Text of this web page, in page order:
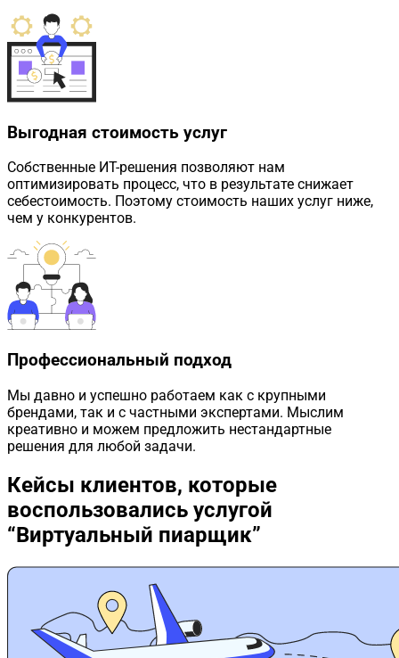
Выгодная стоимость услуг
Собственные ИТ-решения позволяют нам
оптимизировать процесс, что в результате снижает
себестоимость. Поэтому стоимость наших услуг ниже,
чем у конкурентов.
Профессиональный подход
Мы давно и успешно работаем как с крупными
брендами, так и с частными экспертами. Мыслим
креативно и можем предложить нестандартные
решения для любой задачи.
Кейсы клиентов, которые
воспользовались услугой
“Виртуальный пиарщик”